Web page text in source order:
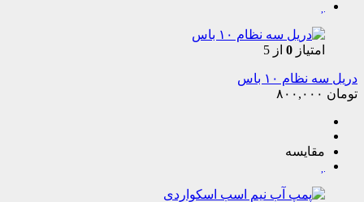
امتیاز 0 از 5
دریل سه نظام ۱۰ باس
تومان
مقایسه